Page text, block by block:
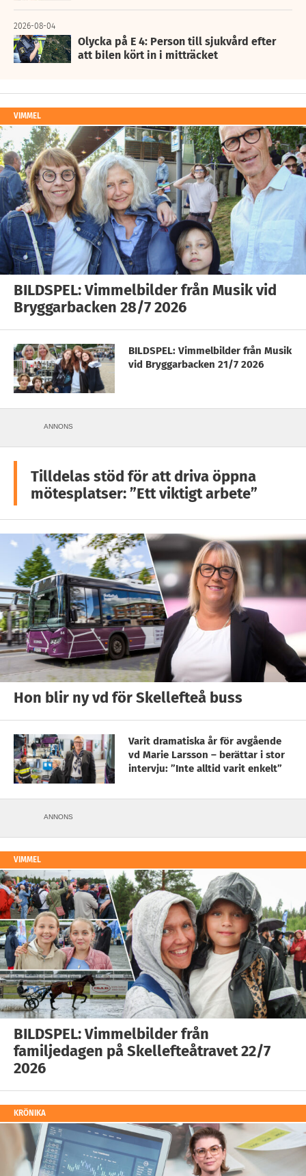
2026-08-04
Olycka på E 4: Person till sjukvård efter
att bilen kört in i mitträcket
VIMMEL
BILDSPEL: Vimmelbilder från Musik vid
Bryggarbacken 28/7 2026
BILDSPEL: Vimmelbilder från Musik
vid Bryggarbacken 21/7 2026
ANNONS
Tilldelas stöd för att driva öppna
mötesplatser: ”Ett viktigt arbete”
Hon blir ny vd för Skellefteå buss
Varit dramatiska år för avgående
vd Marie Larsson – berättar i stor
intervju: ”Inte alltid varit enkelt”
ANNONS
VIMMEL
BILDSPEL: Vimmelbilder från
familjedagen på Skellefteåtravet 22/7
2026
KRÖNIKA